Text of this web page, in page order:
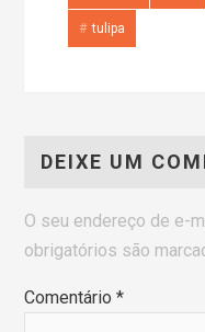
tulipa
DEIXE UM
O seu endereço de e-
obrigatórios são
Comentário*